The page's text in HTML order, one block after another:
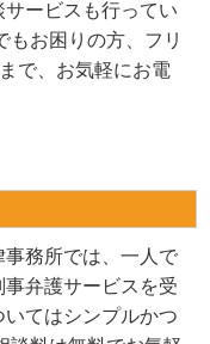
ービスも行ってい
もお困りの方、フリ
で、お気軽にお電
務所では、一人で
弁護サービスを受
てはシンプルかつ